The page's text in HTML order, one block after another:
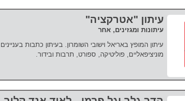
עיתון "אטרקציה"
עיתונות ומגזינים, אחר
עיתון המופץ באריאל וישובי השומרון. בעיתון כתבות בעניינים
מוניציפאליים, פוליטיקה, ספורט, תרבות ובידור.